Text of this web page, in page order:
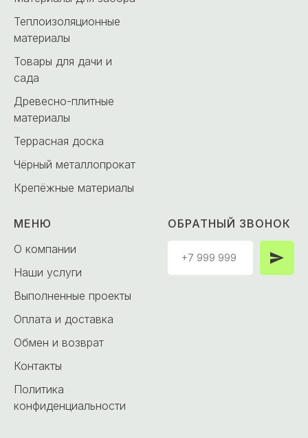
Теплоизоляционные
материалы
Товары для дачи и
сада
Древесно-плитные
материалы
Террасная доска
Чёрный металлопрокат
Крепёжные материалы
МЕНЮ
О компании
Наши услуги
Выполненные проекты
Оплата и доставка
Обмен и возврат
Контакты
Политика
конфиденциальности
ОБРАТНЫЙ ЗВОНОК